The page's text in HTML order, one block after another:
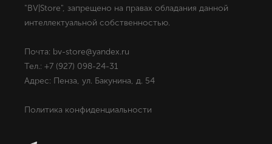
"BV|Store", запрещено на правах обладания данной
интеллектуальной собственностью.
Почта: bv-store@yandex.ru
Тел.: +7 (927) 098-24-31
Адрес: Пенза, ул. Бакунина, д. 54
Политика конфиденциальности